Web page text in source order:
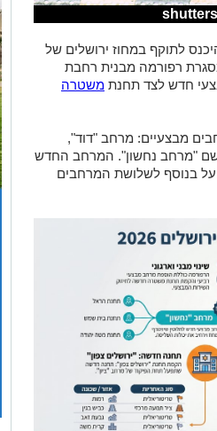
לתוקף במחוז ירושלים של
מהחודש הבא ה־1 ביולי 2026, במסגרת רפורמה מבנית רחבת
חדש לצד תחנת משטרה
מבצעיים: מרחב "דוד",
"מרחב נחשון". המרחב החדש
בנוסף לשלושת המרחבים